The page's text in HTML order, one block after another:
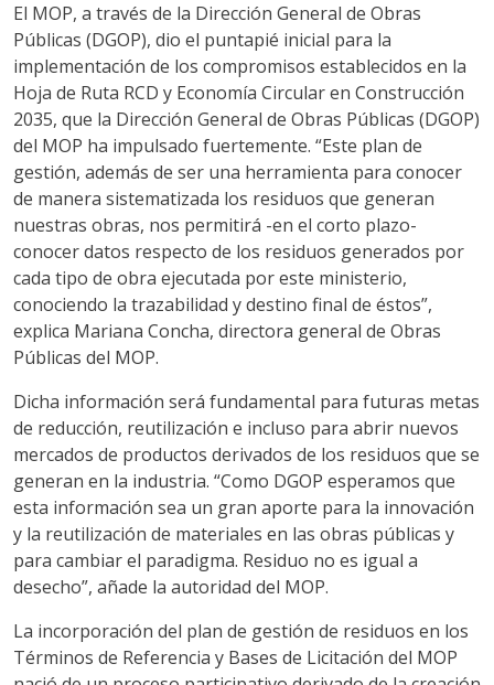
El MOP, a través de la Dirección General de Obras
Públicas (DGOP), dio el puntapié inicial para la
implementación de los compromisos establecidos en la
Hoja de Ruta RCD y Economía Circular en Construcción
2035, que la Dirección General de Obras Públicas (DGOP)
del MOP ha impulsado fuertemente. “Este plan de
gestión, además de ser una herramienta para conocer
de manera sistematizada los residuos que generan
nuestras obras, nos permitirá -en el corto plazo-
conocer datos respecto de los residuos generados por
cada tipo de obra ejecutada por este ministerio,
conociendo la trazabilidad y destino final de éstos”,
explica Mariana Concha, directora general de Obras
Públicas del MOP.
Dicha información será fundamental para futuras metas
de reducción, reutilización e incluso para abrir nuevos
mercados de productos derivados de los residuos que se
generan en la industria. “Como DGOP esperamos que
esta información sea un gran aporte para la innovación
y la reutilización de materiales en las obras públicas y
para cambiar el paradigma. Residuo no es igual a
desecho”, añade la autoridad del MOP.
La incorporación del plan de gestión de residuos en los
Términos de Referencia y Bases de Licitación del MOP